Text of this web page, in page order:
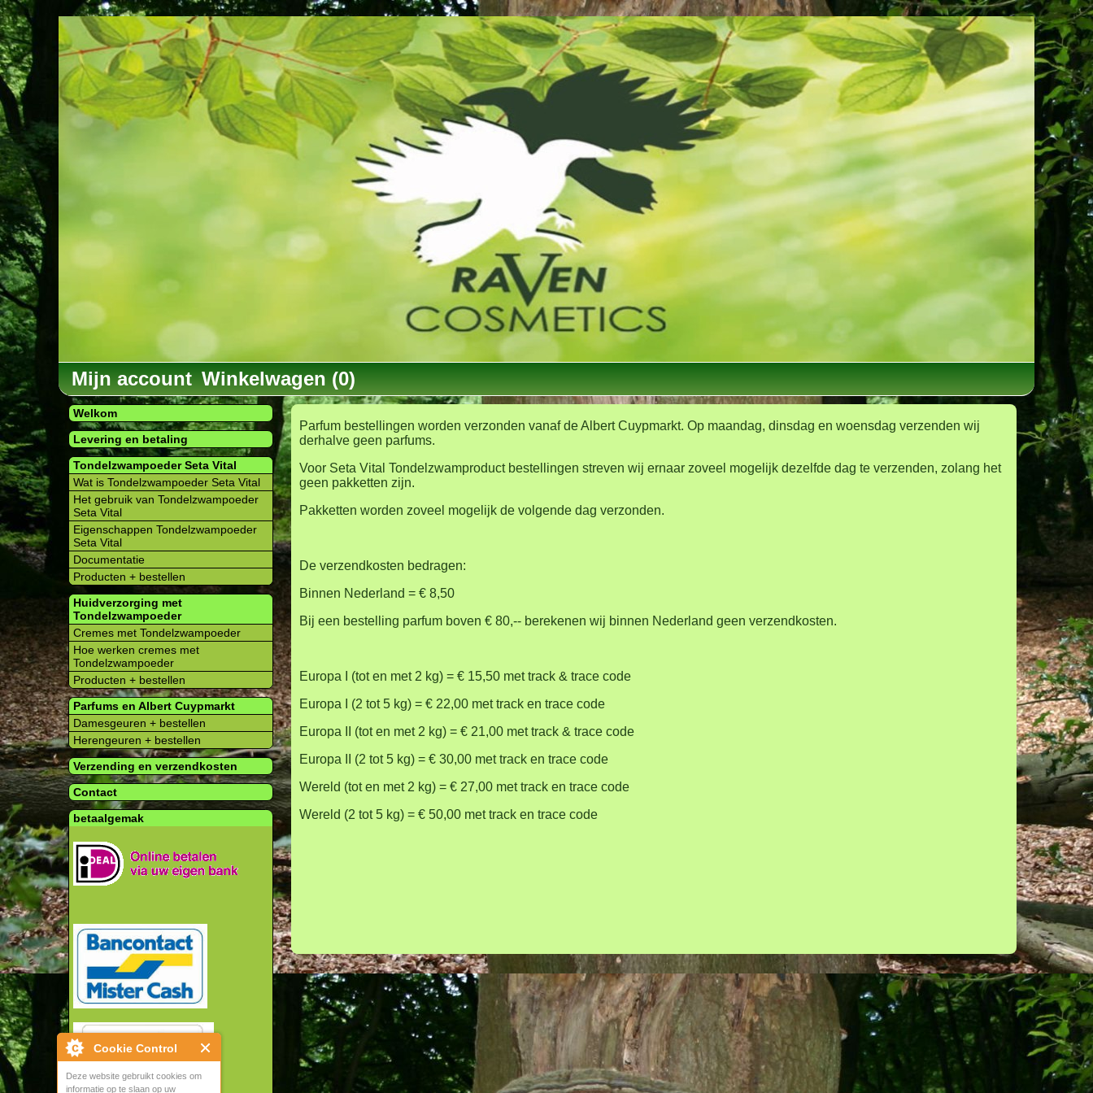
Cookie Control
Deze website gebruikt cookies om
informatie op te slaan op uw
Mijn account Winkelwagen (0)
Parfum bestellingen worden verzonden vanaf de Albert Cuypmarkt. Op maandag, dinsdag en woensdag verzenden wij
derhalve geen parfums.
Voor Seta Vital Tondelzwamproduct bestellingen streven wij ernaar zoveel mogelijk dezelfde dag te verzenden, zolang het
geen pakketten zijn.
Pakketten worden zoveel mogelijk de volgende dag verzonden.
De verzendkosten bedragen:
Binnen Nederland = € 8,50
Bij een bestelling parfum boven € 80,-- berekenen wij binnen Nederland geen verzendkosten.
Europa I (tot en met 2 kg) = € 15,50 met track & trace code
Europa I (2 tot 5 kg) = € 22,00 met track en trace code
Europa II (tot en met 2 kg) = € 21,00 met track & trace code
Europa II (2 tot 5 kg) = € 30,00 met track en trace code
Wereld (tot en met 2 kg) = € 27,00 met track en trace code
Wereld (2 tot 5 kg) = € 50,00 met track en trace code
Welkom
Levering en betaling
Tondelzwampoeder Seta Vital
Wat is Tondelzwampoeder Seta Vital
Het gebruik van Tondelzwampoeder
Seta Vital
Eigenschappen Tondelzwampoeder
Seta Vital
Documentatie
Producten + bestellen
Huidverzorging met
Tondelzwampoeder
Cremes met Tondelzwampoeder
Hoe werken cremes met
Tondelzwampoeder
Producten + bestellen
Parfums en Albert Cuypmarkt
Damesgeuren + bestellen
Herengeuren + bestellen
Verzending en verzendkosten
Contact
betaalgemak